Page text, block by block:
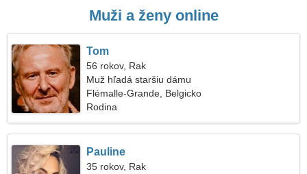
Muži a ženy online
Tom
56 rokov, Rak
Muž hľadá staršiu dámu
Flémalle-Grande, Belgicko
Rodina
Pauline
35 rokov, Rak